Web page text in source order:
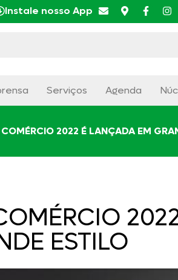
Instale nosso App
Serviços Agenda
2022 É LANÇADA EM
ESTILO